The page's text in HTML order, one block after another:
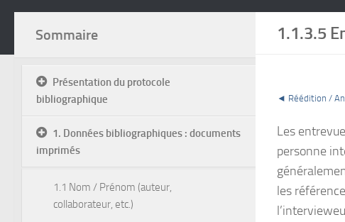
1.1.3.5
◄ Réédition /
Les
personne
les
Sommaire
Présentation du protocole
bibliographique
1. Données bibliographiques : documents
imprimés
1.1 Nom / Prénom (auteur,
collaborateur, etc.)